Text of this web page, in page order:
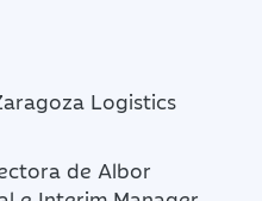
Logistics
de Albor